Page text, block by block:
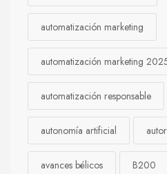
automatización marketing
automatización marketing
automatización responsable
autonomía artificial
avances bélicos B200